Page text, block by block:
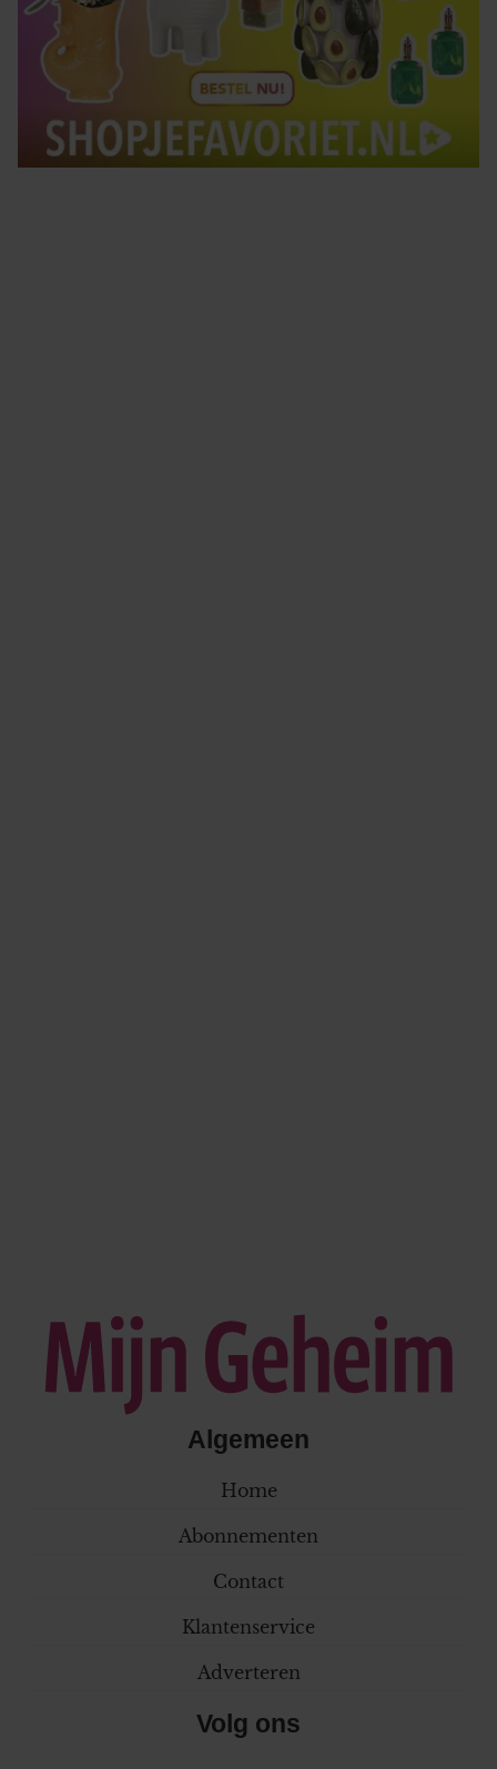
Algemeen
Home
Abonnementen
Contact
Klantenservice
Adverteren
Volg ons